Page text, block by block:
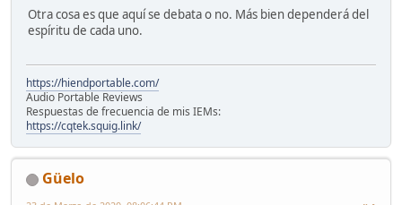
Otra cosa es que aquí se debata o no. Más bien dependerá del
espíritu de cada uno.
https://hiendportable.com/
Audio Portable Reviews
Respuestas de frecuencia de mis IEMs:
https://cqtek.squig.link/
Güelo